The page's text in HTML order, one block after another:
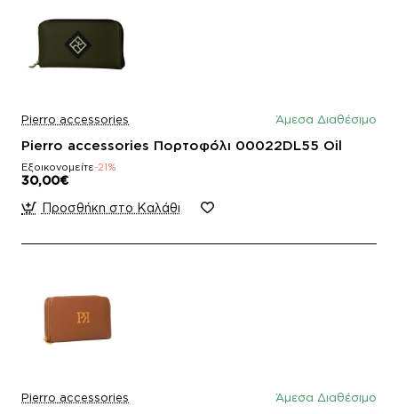
Pierro accessories Άμεσα Διαθέσιμο
Pierro accessories Πορτοφόλι 00022DL55 Oil
Εξοικονομείτε-21%
30,00€
Προσθήκη στο Καλάθι
Pierro accessories Άμεσα Διαθέσιμο